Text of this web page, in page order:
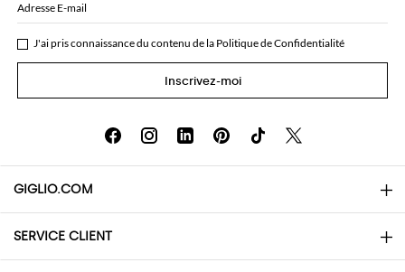
Adresse E-mail
J'ai pris connaissance du contenu de la Politique de Confidentialité
Inscrivez-moi
GIGLIO.COM
About
SERVICE CLIENT